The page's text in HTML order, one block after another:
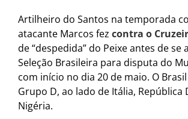
Artilheiro do Santos na temporada
atacante Marcos fez contra o
de “despedida” do Peixe antes de se
Seleção Brasileira para disputa do
com início no dia 20 de maio. O
Grupo D, ao lado de Itália, República
Nigéria.